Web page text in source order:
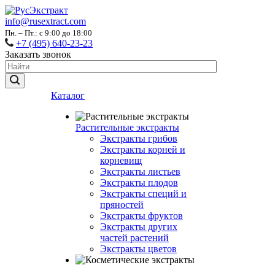
info@rusextract.com
Пн. – Пт.: с 9:00 до 18:00
+7 (495) 640-23-23
Заказать звонок
Каталог
Растительные экстракты
Экстракты грибов
Экстракты корней и
корневищ
Экстракты листьев
Экстракты плодов
Экстракты специй и
пряностей
Экстракты фруктов
Экстракты других
частей растений
Экстракты цветов